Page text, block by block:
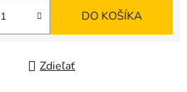
DO KOŠÍKA
Zdieľať